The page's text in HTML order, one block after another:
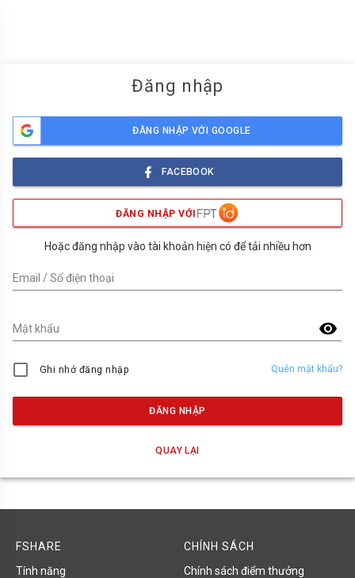
Đăng nhập
ĐĂNG NHẬP VỚI GOOGLE
FACEBOOK
ĐĂNG NHẬP VỚI
Hoặc đăng nhập vào tài khoản hiện có để tải nhiều hơn
Email / Số điện thoại
visibility
Mật khẩu
Ghi nhớ đăng nhập Quên mật khẩu?
ĐĂNG NHẬP
QUAY LẠI
FSHARE
Tính năng
CHÍNH SÁCH
Chính sách điểm thưởng